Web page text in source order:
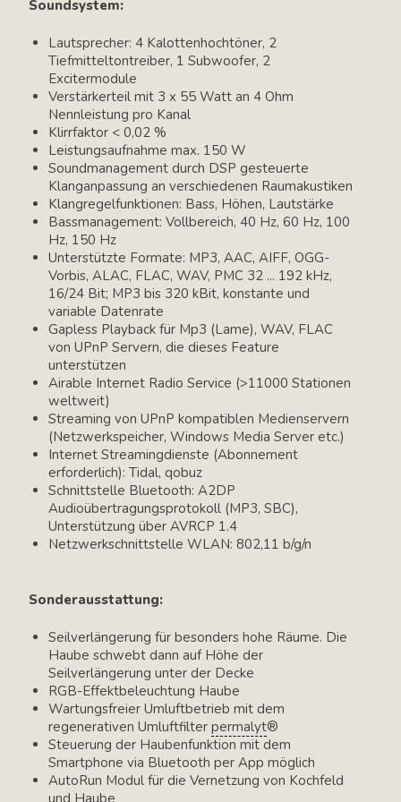
Soundsystem:
Lautsprecher: 4 Kalottenhochtöner, 2
Tiefmitteltontreiber, 1 Subwoofer, 2
Excitermodule
Verstärkerteil mit 3 x 55 Watt an 4 Ohm
Nennleistung pro Kanal
Klirrfaktor < 0,02 %
Leistungsaufnahme max. 150 W
Soundmanagement durch DSP gesteuerte
Klanganpassung an verschiedenen Raumakustiken
Klangregelfunktionen: Bass, Höhen, Lautstärke
Bassmanagement: Vollbereich, 40 Hz, 60 Hz, 100
Hz, 150 Hz
Unterstützte Formate: MP3, AAC, AIFF, OGG-
Vorbis, ALAC, FLAC, WAV, PMC 32 ... 192 kHz,
16/24 Bit; MP3 bis 320 kBit, konstante und
variable Datenrate
Gapless Playback für Mp3 (Lame), WAV, FLAC
von UPnP Servern, die dieses Feature
unterstützen
Airable Internet Radio Service (>11000 Stationen
weltweit)
Streaming von UPnP kompatiblen Medienservern
(Netzwerkspeicher, Windows Media Server etc.)
Internet Streamingdienste (Abonnement
erforderlich): Tidal, qobuz
Schnittstelle Bluetooth: A2DP
Audioübertragungsprotokoll (MP3, SBC),
Unterstützung über AVRCP 1.4
Netzwerkschnittstelle WLAN: 802,11 b/g/n
Sonderausstattung:
Seilverlängerung für besonders hohe Räume. Die
Haube schwebt dann auf Höhe der
Seilverlängerung unter der Decke
RGB-Effektbeleuchtung Haube
Wartungsfreier Umluftbetrieb mit dem
regenerativen Umluftfilter permalyt®
Steuerung der Haubenfunktion mit dem
Smartphone via Bluetooth per App möglich
AutoRun Modul für die Vernetzung von Kochfeld